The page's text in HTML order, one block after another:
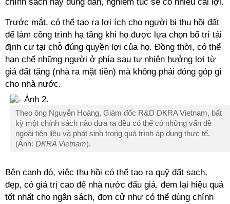
Trước mắt, có thể tạo ra lợi ích cho người bị thu hồi đất
để làm công trình hạ tầng khi họ được lựa chọn bố trí tái
định cư tại chỗ đúng quyền lợi của họ. Đồng thời, có thể
hạn chế những người ở phía sau tự nhiên hưởng lợi từ
giá đất tăng (nhà ra mặt tiền) mà không phải đóng góp gì
cho nhà nước.
Theo ông Nguyễn Hoàng, Giám đốc R&D DKRA Vietnam, bất
kỳ một chính sách nào đưa ra đều có thể có những vấn đề
ngoài tiên liệu và phát sinh trong quá trình áp dụng thực tế.
(Ảnh: DKRA Vietnam).
Bên cạnh đó, việc thu hồi có thể tạo ra quỹ đất sạch,
đẹp, có giá trị cao để nhà nước đấu giá, đem lại hiệu quả
tốt nhất cho ngân sách, đơn cử như có thể dùng chính